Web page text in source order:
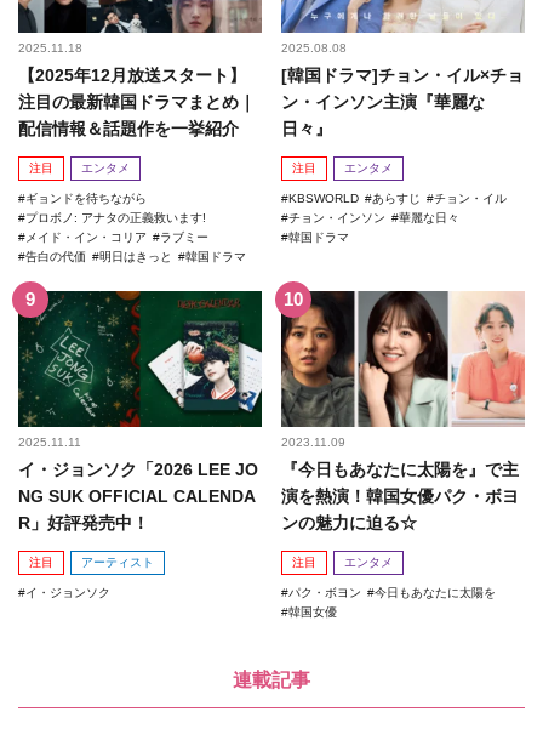
2025.11.18
【2025年12月放送スタート】
注目の最新韓国ドラマまとめ｜
配信情報＆話題作を一挙紹介
注目 エンタメ
ギョンドを待ちながら
プロボノ: アナタの正義救います!
メイド・イン・コリア
ラブミー
告白の代価
明日はきっと 韓国ドラマ
2025.08.08
[韓国ドラマ]チョン・イル×チョ
ン・インソン主演『華麗な
日々』
注目 エンタメ
KBSWORLD あらすじ
チョン・イル
チョン・インソン
華麗な日々
韓国ドラマ
2025.11.11
イ・ジョンソク「2026 LEE JO
NG SUK OFFICIAL CALENDA
R」好評発売中！
注目 アーティスト
イ・ジョンソク
2023.11.09
『今日もあなたに太陽を』で主
演を熱演！韓国女優パク・ボヨ
ンの魅力に迫る☆
注目 エンタメ
パク・ボヨン
今日もあなたに太陽を
韓国女優
連載記事